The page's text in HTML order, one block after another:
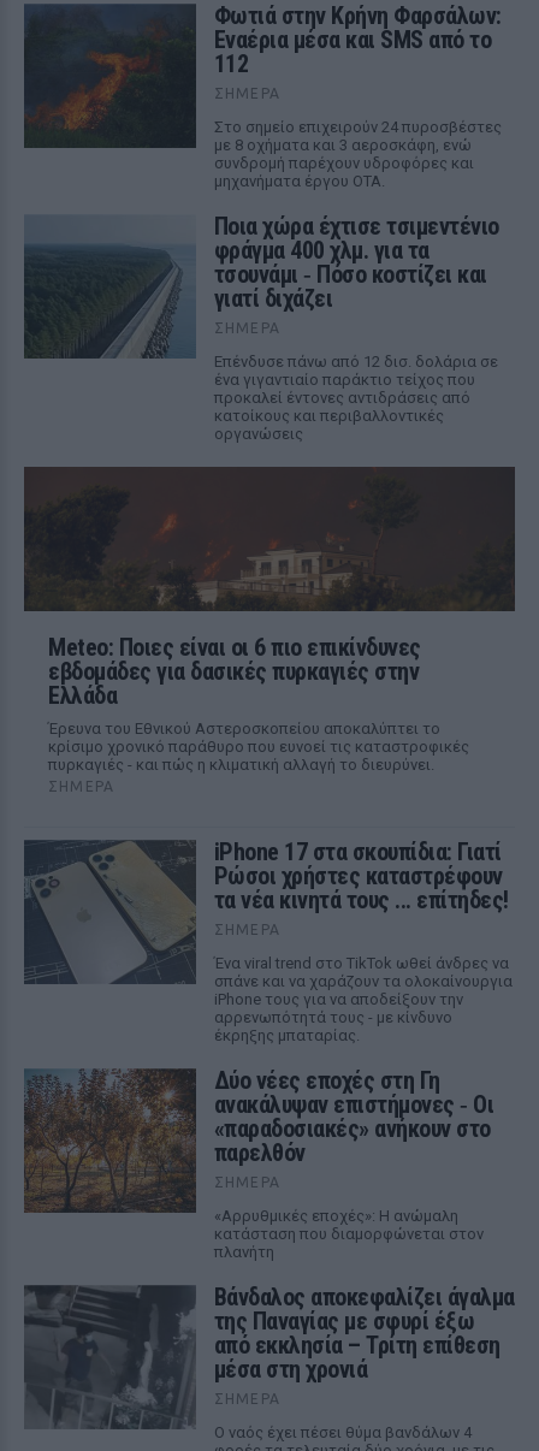
Φωτιά στην Κρήνη Φαρσάλων:
Εναέρια μέσα και SMS από το
112
ΣΉΜΕΡΑ
Στο σημείο επιχειρούν 24 πυροσβέστες
με 8 οχήματα και 3 αεροσκάφη, ενώ
συνδρομή παρέχουν υδροφόρες και
μηχανήματα έργου ΟΤΑ.
Ποια χώρα έχτισε τσιμεντένιο
φράγμα 400 χλμ. για τα
τσουνάμι ‑ Πόσο κοστίζει και
γιατί διχάζει
ΣΉΜΕΡΑ
Επένδυσε πάνω από 12 δισ. δολάρια σε
ένα γιγαντιαίο παράκτιο τείχος που
προκαλεί έντονες αντιδράσεις από
κατοίκους και περιβαλλοντικές
οργανώσεις
Meteo: Ποιες είναι οι 6 πιο επικίνδυνες
εβδομάδες για δασικές πυρκαγιές στην
Ελλάδα
Έρευνα του Εθνικού Αστεροσκοπείου αποκαλύπτει το
κρίσιμο χρονικό παράθυρο που ευνοεί τις καταστροφικές
πυρκαγιές - και πώς η κλιματική αλλαγή το διευρύνει.
ΣΉΜΕΡΑ
iPhone 17 στα σκουπίδια: Γιατί
Ρώσοι χρήστες καταστρέφουν
τα νέα κινητά τους ... επίτηδες!
ΣΉΜΕΡΑ
Ένα viral trend στο TikTok ωθεί άνδρες να
σπάνε και να χαράζουν τα ολοκαίνουργια
iPhone τους για να αποδείξουν την
αρρενωπότητά τους - με κίνδυνο
έκρηξης μπαταρίας.
Δύο νέες εποχές στη Γη
ανακάλυψαν επιστήμονες ‑ Oι
«παραδοσιακές» ανήκουν στο
παρελθόν
ΣΉΜΕΡΑ
«Αρρυθμικές εποχές»: Η ανώμαλη
κατάσταση που διαμορφώνεται στον
πλανήτη
Βάνδαλος αποκεφαλίζει άγαλμα
της Παναγίας με σφυρί έξω
από εκκλησία – Τρίτη επίθεση
μέσα στη χρονιά
ΣΉΜΕΡΑ
Ο ναός έχει πέσει θύμα βανδάλων 4